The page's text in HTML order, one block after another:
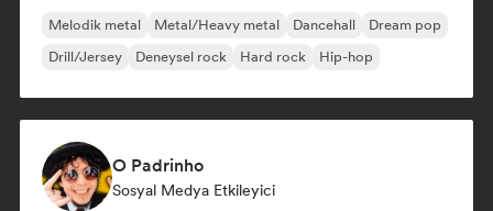
Melodik metal Metal/Heavy metal Dancehall
Dream pop
Drill/Jersey
Deneysel rock Hard rock Hip-hop
O Padrinho
Sosyal Medya Etkileyici